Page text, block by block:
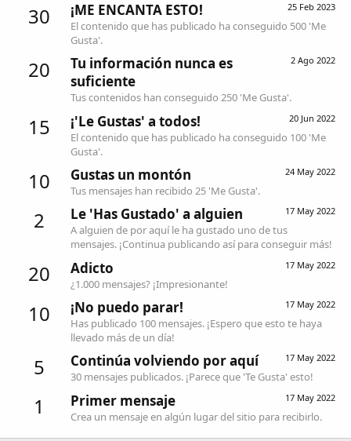
30 25 Feb 2023
¡ME ENCANTA ESTO!
El contenido que has publicado ha conseguido 500 'Me
Gusta'.
20 2 Ago 2022
Tu información nunca es
suficiente
Tus contenidos han conseguido 250 'Me Gusta'.
15 20 Jun 2022
¡'Le Gustas' a todos!
El contenido que has publicado ha conseguido 100 'Me
Gusta'.
10 24 May 2022
Gustas un montón
Tus mensajes han recibido 25 'Me Gusta'.
2 17 May 2022
Le 'Has Gustado' a alguien
A alguien de por aquí le ha gustado uno de tus
mensajes. ¡Continua publicando así para conseguir más!
20 17 May 2022
Adicto
¿1.000 mensajes? ¡Impresionante!
10 17 May 2022
¡No puedo parar!
Has publicado 100 mensajes. ¡Espero que esto te haya
llevado más de un día!
5 17 May 2022
Continúa volviendo por aquí
30 mensajes publicados. ¡Parece que 'Te Gusta' esto!
1 17 May 2022
Primer mensaje
Crea un mensaje en algún lugar del sitio para recibirlo.